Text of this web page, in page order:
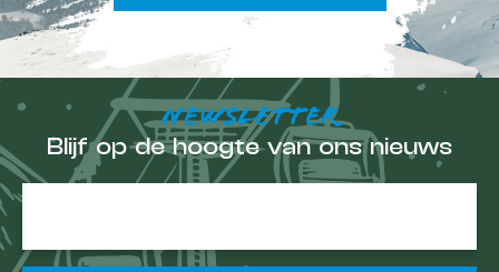
NEWSLETTER
Blijf op de hoogte van ons nieuws